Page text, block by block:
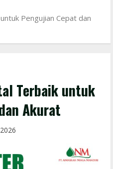
Pengujian Cepat dan
Terbaik untuk
Akurat